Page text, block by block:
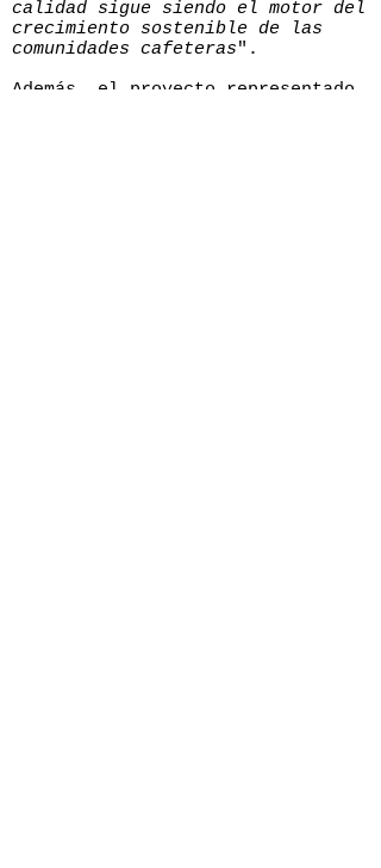
calidad sigue siendo el motor del
crecimiento sostenible de las
comunidades cafeteras".
Además, el proyecto representado